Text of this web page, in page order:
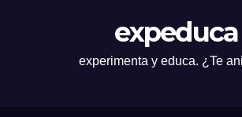
expeduca
experimenta y educa. ¿Te